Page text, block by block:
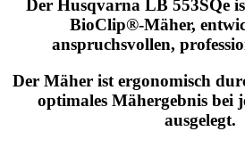
Der Husqvarna LB 553SQe
BioClip®-Mäher,
anspruchsvollen,
Der Mäher ist ergonomisch
optimales Mähergebnis bei
ausgelegt.